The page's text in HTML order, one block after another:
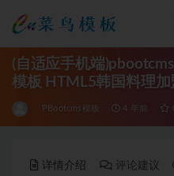
(自适应手机端
模板 HTML5韩国料理
PBootcms模板 4 年前
详情介绍 评论建议